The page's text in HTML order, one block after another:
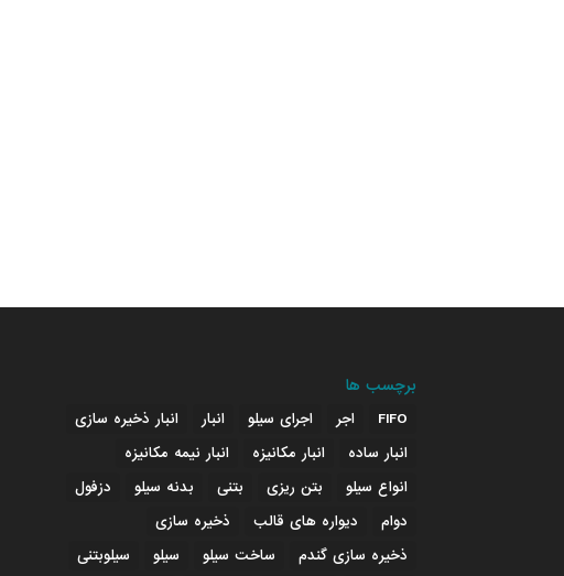
برچسب ها
FIFO اجر اجرای سیلو انبار
انبار ذخیره سازی
انبار ساده
انبار مکانیزه
انبار نیمه مکانیزه
انواع سیلو
بتن ریزی بتنی بدنه سیلو
دزفول
دوام
دیواره های قالب
ذخیره سازی
ذخیره سازی گندم
ساخت سیلو سیلو
سیلوبتنی